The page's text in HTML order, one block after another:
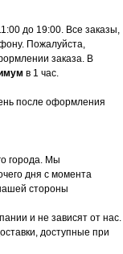
до 19:00. Все заказы,
Пожалуйста,
заказа. В
в 1 час.
после оформления
города. Мы
дня с момента
стороны
и не зависят от нас.
доступные при